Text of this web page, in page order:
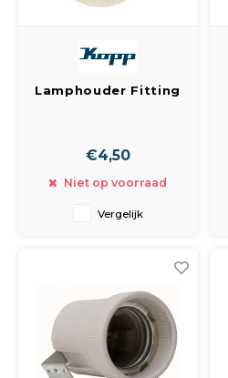
Lamphouder Fitting
€4,50
Niet op voorraad
Vergelijk